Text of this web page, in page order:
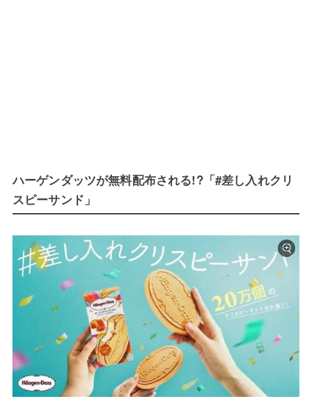
ハーゲンダッツが無料配布される!?「#差し入れクリ
スピーサンド」